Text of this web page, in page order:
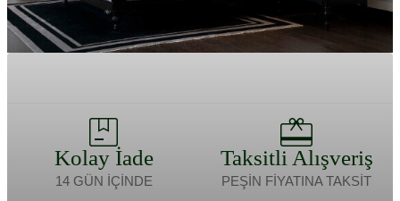
Kolay İade
14 GÜN İÇİNDE
Taksitli Alışveriş
PEŞİN FİYATINA TAKSİT